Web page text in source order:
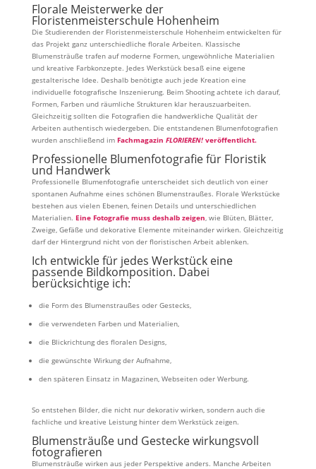
Florale Meisterwerke der
Floristenmeisterschule Hohenheim
Die Studierenden der Floristenmeisterschule Hohenheim entwickelten für
das Projekt ganz unterschiedliche florale Arbeiten. Klassische
Blumensträuße trafen auf moderne Formen, ungewöhnliche Materialien
und kreative Farbkonzepte. Jedes Werkstück besaß eine eigene
gestalterische Idee. Deshalb benötigte auch jede Kreation eine
individuelle fotografische Inszenierung. Beim Shooting achtete ich darauf,
Formen, Farben und räumliche Strukturen klar herauszuarbeiten.
Gleichzeitig sollten die Fotografien die handwerkliche Qualität der
Arbeiten authentisch wiedergeben. Die entstandenen Blumenfotografien
wurden anschließend im Fachmagazin FLORIEREN!veröffentlicht.
Professionelle Blumenfotografie für Floristik
und Handwerk
Professionelle Blumenfotografie unterscheidet sich deutlich von einer
spontanen Aufnahme eines schönen Blumenstraußes. Florale Werkstücke
bestehen aus vielen Ebenen, feinen Details und unterschiedlichen
Materialien. Eine Fotografie muss deshalb zeigen , wie Blüten, Blätter,
Zweige, Gefäße und dekorative Elemente miteinander wirken. Gleichzeitig
darf der Hintergrund nicht von der floristischen Arbeit ablenken.
Ich entwickle für jedes Werkstück eine
passende Bildkomposition. Dabei
berücksichtige ich:
die Form des Blumenstraußes oder Gestecks,
die verwendeten Farben und Materialien,
die Blickrichtung des floralen Designs,
die gewünschte Wirkung der Aufnahme,
den späteren Einsatz in Magazinen, Webseiten oder Werbung.
So entstehen Bilder, die nicht nur dekorativ wirken, sondern auch die
fachliche und kreative Leistung hinter dem Werkstück zeigen.
Blumensträuße und Gestecke wirkungsvoll
fotografieren
Blumensträuße wirken aus jeder Perspektive anders. Manche Arbeiten